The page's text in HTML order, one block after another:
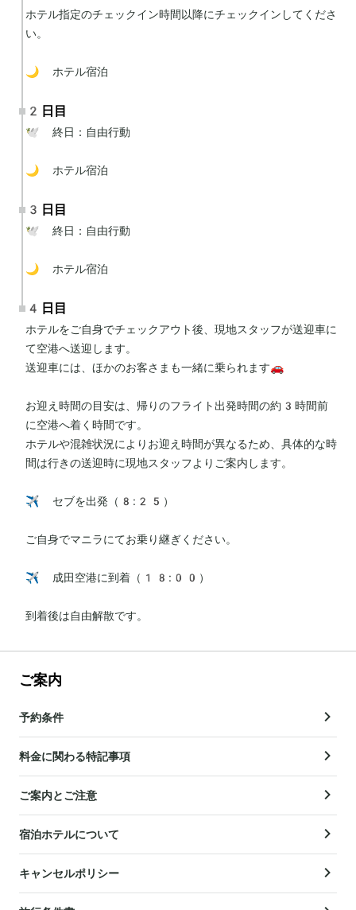
ホテル指定のチェックイン時間以降にチェックインしてくださ
い。
🌙 ホテル宿泊
2日目
🕊 終日：自由行動
🌙 ホテル宿泊
3日目
🕊 終日：自由行動
🌙 ホテル宿泊
4日目
ホテルをご自身でチェックアウト後、現地スタッフが送迎車に
て空港へ送迎します。
送迎車には、ほかのお客さまも一緒に乗られます🚗
お迎え時間の目安は、帰りのフライト出発時間の約3時間前
に空港へ着く時間です。
ホテルや混雑状況によりお迎え時間が異なるため、具体的な時
間は行きの送迎時に現地スタッフよりご案内します。
✈️ セブを出発（8:25）
ご自身でマニラにてお乗り継ぎください。
✈️ 成田空港に到着（18:00）
到着後は自由解散です。
ご案内
予約条件
料金に関わる特記事項
ご案内とご注意
宿泊ホテルについて
キャンセルポリシー